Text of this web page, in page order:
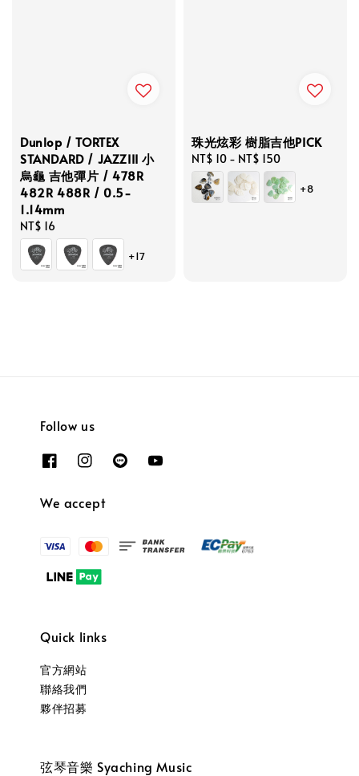
Dunlop / TORTEX
STANDARD / JAZZIII 小
烏龜 吉他彈片 / 478R
482R 488R / 0.5-
1.14mm
Regular
price
NT$ 16
+17
珠光炫彩 樹脂吉他PICK
Regular
price
NT$ 10 - NT$ 150
+8
Follow us
We accept
Quick links
官方網站
聯絡我們
夥伴招募
弦琴音樂 Syaching Music